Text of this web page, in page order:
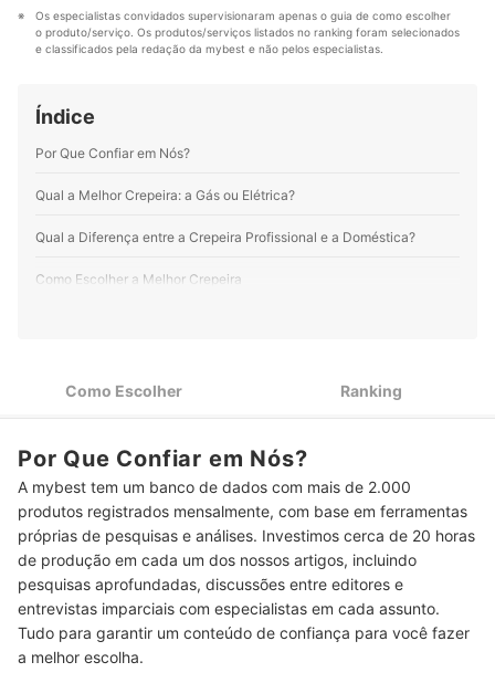
alimentação saudável. Conheça mais sobre a Débora
no Instagram, Facebook e Youtube.
Perfil de Débora Campos
decisões de compra e encontrar os melhores produtos.
Perfil de Lays Tenório
Os especialistas convidados supervisionaram apenas o guia de como escolher
o produto/serviço. Os produtos/serviços listados no ranking foram selecionados
e classificados pela redação da mybest e não pelos especialistas.
Índice
Por Que Confiar em Nós?
Qual a Melhor Crepeira: a Gás ou Elétrica?
Qual a Diferença entre a Crepeira Profissional e a Doméstica?
Como Escolher a Melhor Crepeira
2 Ideais
3
Fáceis de Limpar
4 Para um Preparo Rápido, Prefira Crepeiras com até 850 W
Prefira Crepeiras com Itens de Segurança, como Base
Antiderrapante e Travas
6
Uma Crepeira Compacta Não Ocupa Muito Espaço na
Cozinha
7
Confira a Voltagem do Produto e Escolha a Correta para a
Como Escolher Ranking
Por Que Confiar em Nós?
A mybest tem um banco de dados com mais de 2.000
produtos registrados mensalmente, com base em ferramentas
próprias de pesquisas e análises. Investimos cerca de 20 horas
de produção em cada um dos nossos artigos, incluindo
pesquisas aprofundadas, discussões entre editores e
entrevistas imparciais com especialistas em cada assunto.
Tudo para garantir um conteúdo de confiança para você fazer
a melhor escolha.